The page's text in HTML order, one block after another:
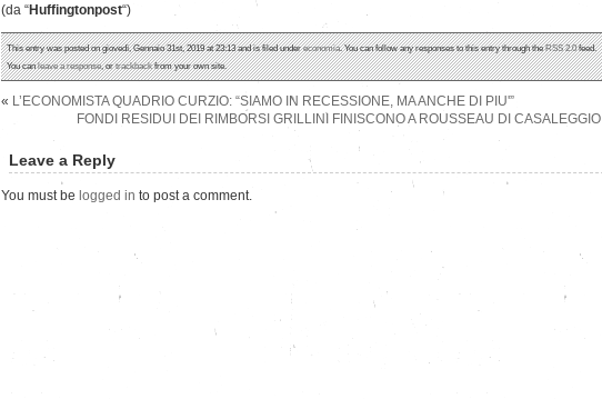
(da “Huffingtonpost“)
This entry was posted on giovedì, Gennaio 31st, 2019 at 23:13 and is filed undereconomia. You can follow any responses to this entry through theRSS 2.0feed.
You canleave a response, ortrackbackfrom your own site.
« L’ECONOMISTA QUADRIO CURZIO: “SIAMO IN RECESSIONE, MA ANCHE DI PIU'”
FONDI RESIDUI DEI RIMBORSI GRILLINI FINISCONO A ROUSSEAU DI CASALEGGIO
Leave a Reply
You must be logged in to post a comment.